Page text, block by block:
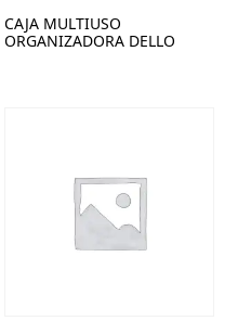
CAJA MULTIUSO
ORGANIZADORA DELLO